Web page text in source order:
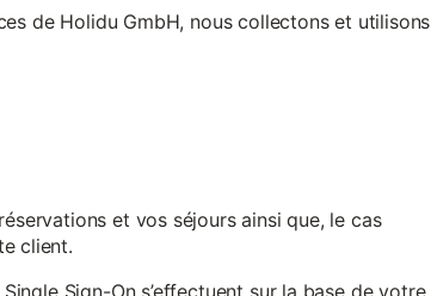
de Holidu GmbH, nous collectons et utilisons
et vos séjours ainsi que, le cas
client.
Sign-On s’effectuent sur la base de votre